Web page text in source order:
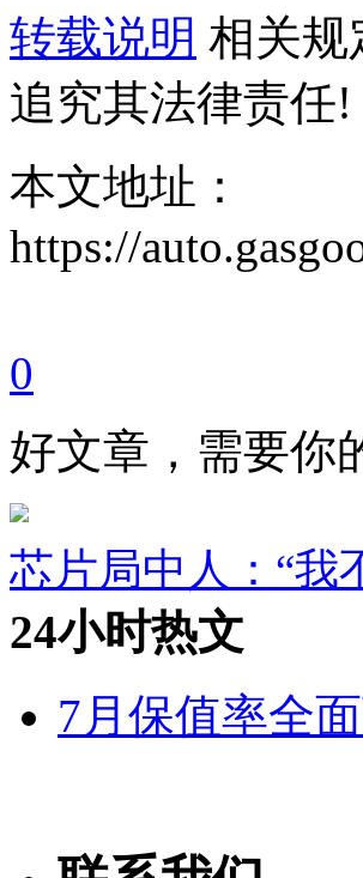
转载说明 相关规
追究其法律责任!
本文地址：
https://
0
好文章，需要你
芯片局中人：“我
24小时热文
7月保值率全